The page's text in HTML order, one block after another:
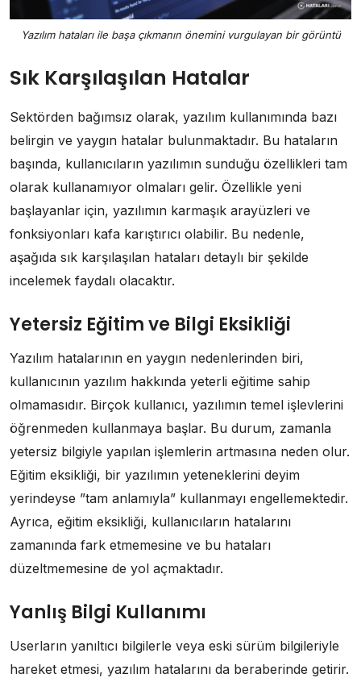
Yazılım hataları ile başa çıkmanın önemini vurgulayan bir görüntü
Sık Karşılaşılan Hatalar
Sektörden bağımsız olarak, yazılım kullanımında bazı
belirgin ve yaygın hatalar bulunmaktadır. Bu hataların
başında, kullanıcıların yazılımın sunduğu özellikleri tam
olarak kullanamıyor olmaları gelir. Özellikle yeni
başlayanlar için, yazılımın karmaşık arayüzleri ve
fonksiyonları kafa karıştırıcı olabilir. Bu nedenle,
aşağıda sık karşılaşılan hataları detaylı bir şekilde
incelemek faydalı olacaktır.
Yetersiz Eğitim ve Bilgi Eksikliği
Yazılım hatalarının en yaygın nedenlerinden biri,
kullanıcının yazılım hakkında yeterli eğitime sahip
olmamasıdır. Birçok kullanıcı, yazılımın temel işlevlerini
öğrenmeden kullanmaya başlar. Bu durum, zamanla
yetersiz bilgiyle yapılan işlemlerin artmasına neden olur.
Eğitim eksikliği, bir yazılımın yeteneklerini deyim
yerindeyse ”tam anlamıyla” kullanmayı engellemektedir.
Ayrıca, eğitim eksikliği, kullanıcıların hatalarını
zamanında fark etmemesine ve bu hataları
düzeltmemesine de yol açmaktadır.
Yanlış Bilgi Kullanımı
Userların yanıltıcı bilgilerle veya eski sürüm bilgileriyle
hareket etmesi, yazılım hatalarını da beraberinde getirir.